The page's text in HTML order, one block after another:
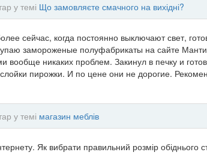
у темі Що замовляєте смачного на вихідні?
сейчас, когда постоянно выключают свет,
замороженые полуфабрикаты на сайте
вообще никаких проблем. Закинул в печку и
пирожки. И по цене они не дорогие.
у темі магазин меблів
Як вибрати правильний розмір обіднього